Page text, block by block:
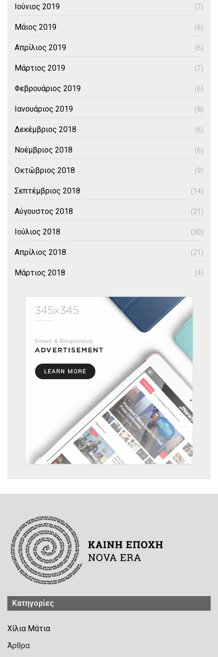
Ιούνιος 2019 (7)
Μάιος 2019 (6)
Απρίλιος 2019 (6)
Μάρτιος 2019 (7)
Φεβρουάριος 2019 (6)
Ιανουάριος 2019 (8)
Δεκέμβριος 2018 (6)
Νοέμβριος 2018 (6)
Οκτώβριος 2018 (9)
Σεπτέμβριος 2018 (14)
Αύγουστος 2018 (21)
Ιούλιος 2018 (30)
Απρίλιος 2018 (21)
Μάρτιος 2018 (4)
Kατηγορίες
Χίλια Μάτια
Άρθρα